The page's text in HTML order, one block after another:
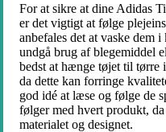
For at sikre at dine Adidas
er det vigtigt at følge
anbefales det at vaske dem
undgå brug af blegemiddel
bedst at hænge tøjet til tørre
da dette kan forringe
god idé at læse og følge de
følger med hvert produkt,
materialet og designet.